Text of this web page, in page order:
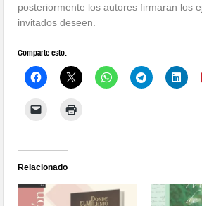
posteriormente los autores firmaran los
invitados deseen.
Comparte esto:
Relacionado